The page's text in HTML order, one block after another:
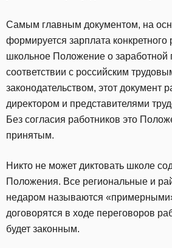
Самым главным документом, на
формируется зарплата конкретного
школьное Положение о заработной
соответствии с российским
законодательством, этот документ
директором и представителями
Без согласия работников это
принятым.
Никто не может диктовать школе
Положения. Все региональные и
недаром называются
договорятся в ходе переговоров
будет законным.